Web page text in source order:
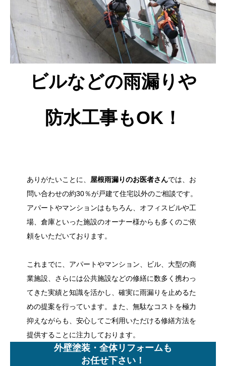
ビルなどの雨漏りや
防水工事もOK！
ありがたいことに、 屋根雨漏りのお医者さんでは、お
問い合わせの約30％が戸建て住宅以外のご相談です。
アパートやマンションはもちろん、オフィスビルや工
場、倉庫といった施設のオーナー様からも多くのご依
頼をいただいております。
これまでに、アパートやマンション、ビル、大型の商
業施設、さらには公共施設などの修繕に数多く携わっ
てきた実績と知識を活かし、確実に雨漏りを止めるた
めの提案を行っています。また、無駄なコストを極力
抑えながらも、安心してご利用いただける修繕方法を
提供することに注力しております。
外壁塗装・全体リフォームも
お任せ下さい！